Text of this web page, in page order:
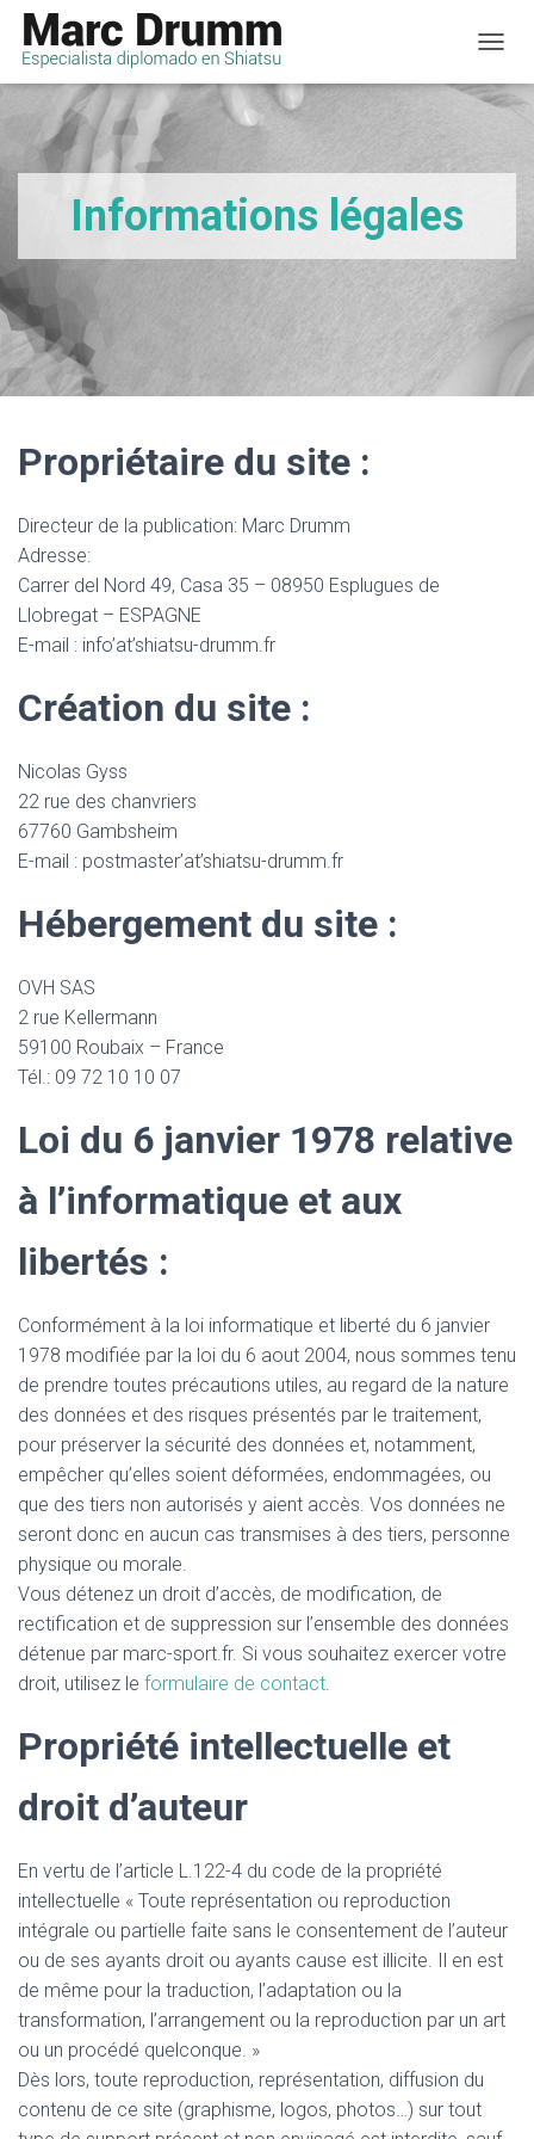
É
P
E
N
T
Informations légales
Propriétaire du site :
Directeur de la publication: Marc Drumm
Adresse:
Carrer del Nord 49, Casa 35 – 08950 Esplugues de
Llobregat – ESPAGNE
E-mail : info’at’shiatsu-drumm.fr
Création du site :
Nicolas Gyss
22 rue des chanvriers
67760 Gambsheim
E-mail : postmaster’at’shiatsu-drumm.fr
Hébergement du site :
OVH SAS
2 rue Kellermann
59100 Roubaix – France
Tél.: 09 72 10 10 07
Loi du 6 janvier 1978 relative
à l’informatique et aux
libertés :
Conformément à la loi informatique et liberté du 6 janvier
1978 modifiée par la loi du 6 aout 2004, nous sommes tenu
de prendre toutes précautions utiles, au regard de la nature
des données et des risques présentés par le traitement,
pour préserver la sécurité des données et, notamment,
empêcher qu’elles soient déformées, endommagées, ou
que des tiers non autorisés y aient accès. Vos données ne
seront donc en aucun cas transmises à des tiers, personne
physique ou morale.
Vous détenez un droit d’accès, de modification, de
rectification et de suppression sur l’ensemble des données
détenue par marc-sport.fr. Si vous souhaitez exercer votre
droit, utilisez le formulaire de contact.
Propriété intellectuelle et
droit d’auteur
En vertu de l’article L.122-4 du code de la propriété
intellectuelle « Toute représentation ou reproduction
intégrale ou partielle faite sans le consentement de l’auteur
ou de ses ayants droit ou ayants cause est illicite. Il en est
de même pour la traduction, l’adaptation ou la
transformation, l’arrangement ou la reproduction par un art
ou un procédé quelconque. »
Dès lors, toute reproduction, représentation, diffusion du
contenu de ce site (graphisme, logos, photos…) sur tout